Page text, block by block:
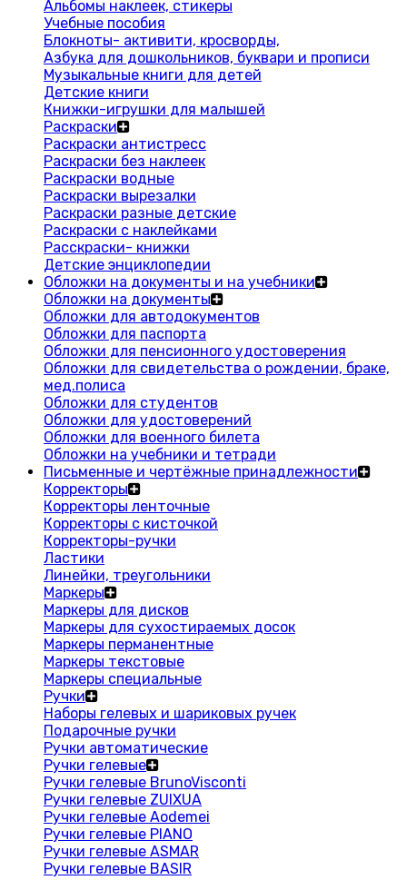
Альбомы наклеек, стикеры
Учебные пособия
Блокноты- активити, кросворды,
Азбука для дошкольников, буквари и прописи
Музыкальные книги для детей
Детские книги
Книжки-игрушки для малышей
Раскраски
Раскраски антистресс
Раскраски без наклеек
Раскраски водные
Раскраски вырезалки
Раскраски разные детские
Раскраски с наклейками
Расскраски- книжки
Детские энциклопедии
Обложки на документы и на учебники
Обложки на документы
Обложки для автодокументов
Обложки для паспорта
Обложки для пенсионного удостоверения
Обложки для свидетельства о рождении, браке,
мед.полиса
Обложки для студентов
Обложки для удостоверений
Обложки для военного билета
Обложки на учебники и тетради
Письменные и чертёжные принадлежности
Корректоры
Корректоры ленточные
Корректоры с кисточкой
Корректоры-ручки
Ластики
Линейки, треугольники
Маркеры
Маркеры для дисков
Маркеры для сухостираемых досок
Маркеры перманентные
Маркеры текстовые
Маркеры специальные
Ручки
Наборы гелевых и шариковых ручек
Подарочные ручки
Ручки автоматические
Ручки гелевые
Ручки гелевые BrunoVisconti
Ручки гелевые ZUIXUA
Ручки гелевые Aodemei
Ручки гелевые PIANO
Ручки гелевые ASMAR
Ручки гелевые BASIR